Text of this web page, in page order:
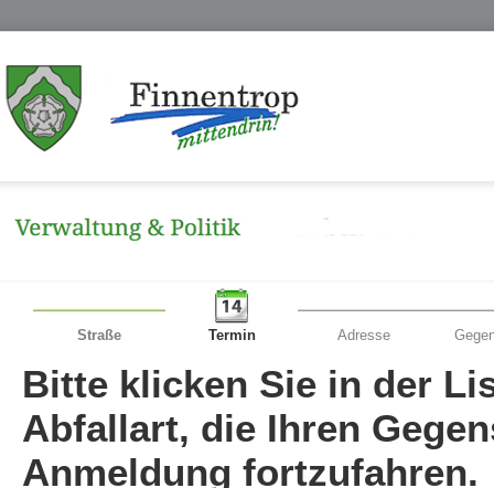
Straße Termin Adresse
Bitte klicken Sie in der
Abfallart, die Ihren
Anmeldung fortzufahren.